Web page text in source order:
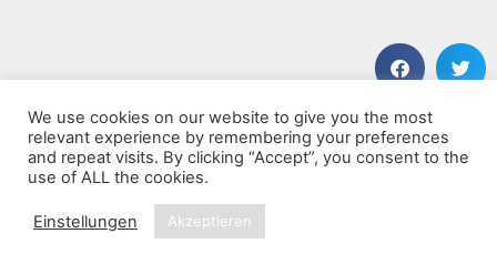
VORHERIGER BEITRAG
Hard Anger (Deluxe)
NÄCHSTER BEITRAG
Zwischen Spiegel und Schatten
We use cookies on our website to give you the most
relevant experience by remembering your preferences
and repeat visits. By clicking “Accept”, you consent to the
use of ALL the cookies.
Einstellungen Akzeptieren